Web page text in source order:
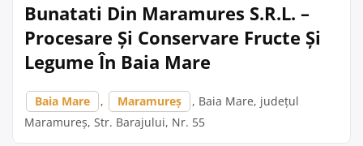
Bunatati Din Maramures S.R.L. –
Procesare Și Conservare Fructe Și
Legume În Baia Mare
Baia Mare , Maramureș
, Baia Mare, județul
Maramureș, Str. Barajului, Nr. 55